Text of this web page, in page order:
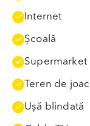
Internet
Școală
Supermarket
Teren de
Uşă blindată